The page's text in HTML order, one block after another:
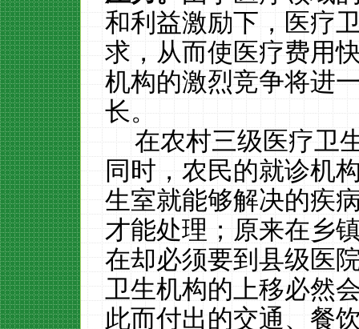
和利益激励下，医疗
求，从而使医疗费用
机构的激烈竞争将进
长。
在农村三级医疗卫
同时，农民的就诊机
生室就能够解决的疾
才能处理；原来在乡
在却必须要到县级医
卫生机构的上移必然
此而付出的交通、餐